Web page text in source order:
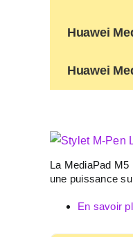
Huawei
Huawei
La MediaPad
une puissance
En savoir